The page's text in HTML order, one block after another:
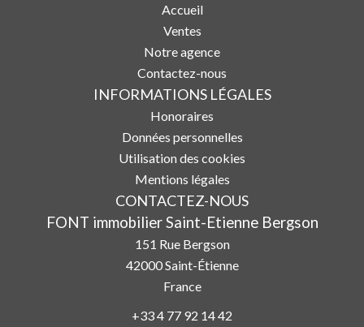
Accueil
Ventes
Notre agence
Contactez-nous
INFORMATIONS LÉGALES
Honoraires
Données personnelles
Utilisation des cookies
Mentions légales
CONTACTEZ-NOUS
FONT immobilier Saint-Etienne Bergson
151 Rue Bergson
42000Saint-Étienne
France
+33 4 77 92 14 42